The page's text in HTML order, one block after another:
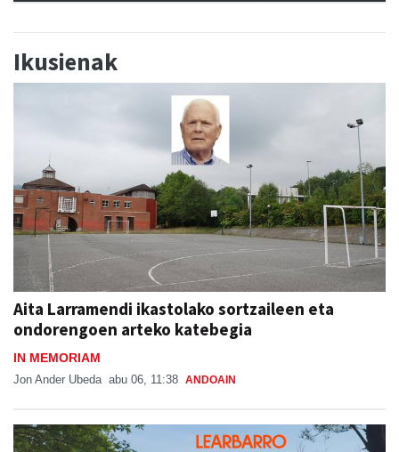
Ikusienak
Aita Larramendi ikastolako sortzaileen eta
ondorengoen arteko katebegia
IN MEMORIAM
Jon Ander Ubeda abu 06, 11:38 ANDOAIN